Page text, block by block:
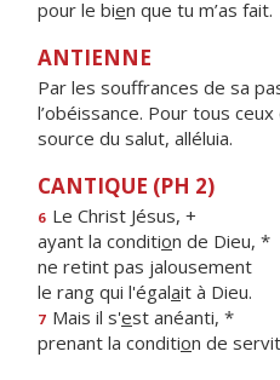
pour le bien que tu m’as fait.
ANTIENNE
Par les souffrances de sa
l’obéissance. Pour tous
source du salut, alléluia.
CANTIQUE (PH 2)
6 Le Christ Jésus, +
ayant la condition de Dieu, *
ne retint pas jalousement
le rang qui l'égalait à Dieu.
7 Mais il s'est anéanti, *
prenant la condition de